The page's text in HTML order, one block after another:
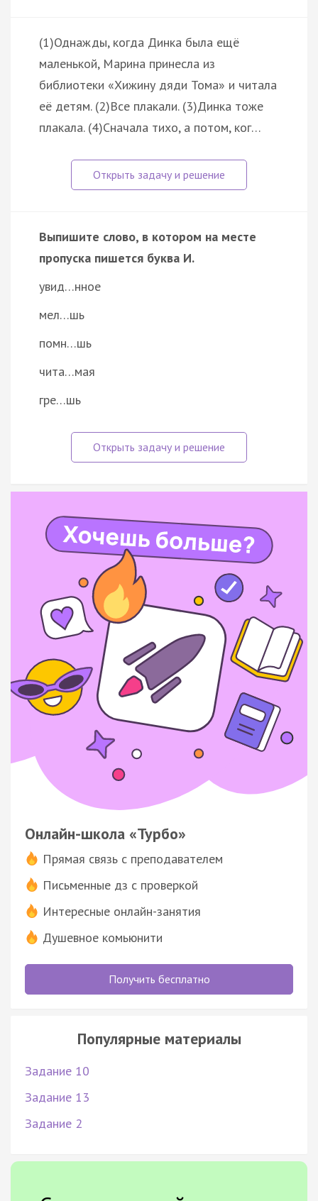
(1)Однажды, когда Динка была ещё
маленькой, Марина принесла из
библиотеки «Хижину дяди Тома» и читала
её детям. (2)Все плакали. (3)Динка тоже
плакала. (4)Сначала тихо, а потом, ког…
Выпишите слово, в котором на месте
пропуска пишется буква И.
увид…нное
мел…шь
помн…шь
чита…мая
гре…шь
Онлайн-школа «Турбо»
Прямая связь с преподавателем
Письменные дз с проверкой
Интересные онлайн-занятия
Душевное комьюнити
Получить бесплатно
Популярные материалы
Задание 10
Задание 13
Задание 2